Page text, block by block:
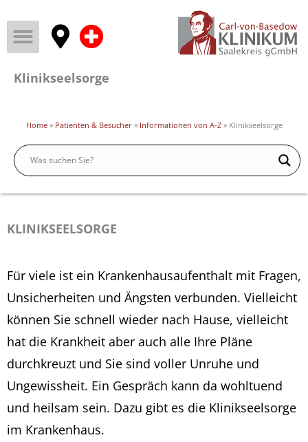
Klinikseelsorge
Home» Patienten & Besucher» Informationen von A-Z» Klinikseelsorge
KLINIKSEELSORGE
Für viele ist ein Krankenhausaufenthalt mit Fragen,
Unsicherheiten und Ängsten verbunden. Vielleicht
können Sie schnell wieder nach Hause, vielleicht
hat die Krankheit aber auch alle Ihre Pläne
durchkreuzt und Sie sind voller Unruhe und
Ungewissheit. Ein Gespräch kann da wohltuend
und heilsam sein. Dazu gibt es die Klinikseelsorge
im Krankenhaus.